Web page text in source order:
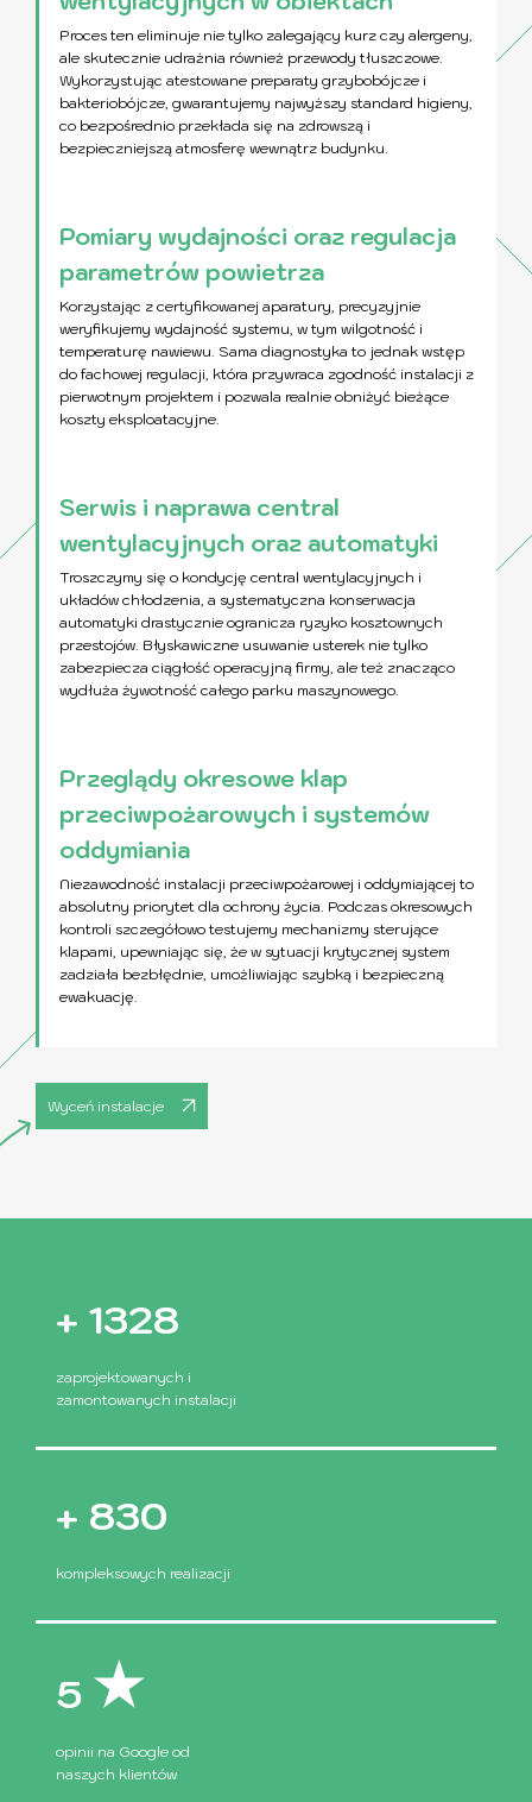
Proces ten eliminuje nie tylko zalegający kurz czy alergeny,
ale skutecznie udrażnia również przewody tłuszczowe.
Wykorzystując atestowane preparaty grzybobójcze i
bakteriobójcze, gwarantujemy najwyższy standard higieny,
co bezpośrednio przekłada się na zdrowszą i
bezpieczniejszą atmosferę wewnątrz budynku.
Pomiary wydajności oraz regulacja
parametrów powietrza
Korzystając z certyfikowanej aparatury, precyzyjnie
weryfikujemy wydajność systemu, w tym wilgotność i
temperaturę nawiewu. Sama diagnostyka to jednak wstęp
do fachowej regulacji, która przywraca zgodność instalacji z
pierwotnym projektem i pozwala realnie obniżyć bieżące
koszty eksploatacyjne.
Serwis i naprawa central
wentylacyjnych oraz automatyki
Troszczymy się o kondycję central wentylacyjnych i
układów chłodzenia, a systematyczna konserwacja
automatyki drastycznie ogranicza ryzyko kosztownych
przestojów. Błyskawiczne usuwanie usterek nie tylko
zabezpiecza ciągłość operacyjną firmy, ale też znacząco
wydłuża żywotność całego parku maszynowego.
Przeglądy okresowe klap
przeciwpożarowych i systemów
oddymiania
Niezawodność instalacji przeciwpożarowej i oddymiającej to
absolutny priorytet dla ochrony życia. Podczas okresowych
kontroli szczegółowo testujemy mechanizmy sterujące
klapami, upewniając się, że w sytuacji krytycznej system
zadziała bezbłędnie, umożliwiając szybką i bezpieczną
ewakuację.
Wyceń instalacje
+ 1500
zaprojektowanych i
zamontowanych instalacji
+ 1000
kompleksowych realizacji
5
opinii na Google od
naszych klientów